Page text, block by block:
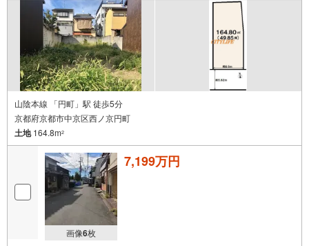
山陰本線 「円町」駅 徒歩5分
京都府京都市中京区西ノ京円町
土地164.8m2
画像6枚
7,199万円